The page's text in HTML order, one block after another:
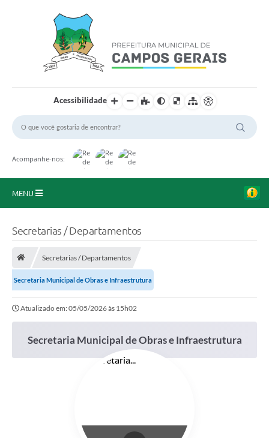
Acessibilidade
Acompanhe-nos:
MENU
Portal da Transparência
Mais
Secretarias / Departamentos
Secretarias / Departamentos
Secretaria Municipal de Obras e Infraestrutura
Atualizado em: 05/05/2026 às 15h02
Secretaria Municipal de Obras e Infraestrutura